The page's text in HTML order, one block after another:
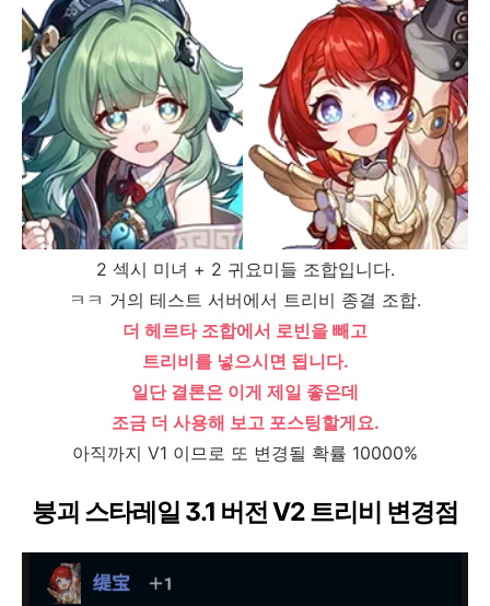
2 섹시 미녀 + 2 귀요미들 조합입니다.
ㅋㅋ 거의 테스트 서버에서 트리비 종결 조합.
더 헤르타 조합에서 로빈을 빼고
트리비를 넣으시면 됩니다.
일단 결론은 이게 제일 좋은데
조금 더 사용해 보고 포스팅할게요.
아직까지 V1 이므로 또 변경될 확률 10000%
붕괴 스타레일 3.1 버전 V2 트리비 변경점